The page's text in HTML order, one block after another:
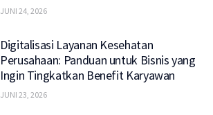
JUNI 24, 2026
Digitalisasi Layanan Kesehatan
Perusahaan: Panduan untuk Bisnis yang
Ingin Tingkatkan Benefit Karyawan
JUNI 23, 2026